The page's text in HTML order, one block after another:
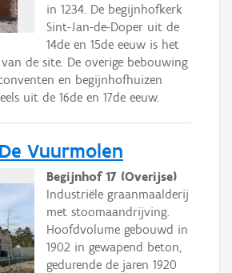
in 1234. De begijnhofkerk
Sint-Jan-de-Doper uit de
14de en 15de eeuw is het
de site. De overige bebouwing
en begijnhofhuizen
uit de 16de en 17de eeuw.
Vuurmolen
Begijnhof 17 (Overijse)
Industriële graanmaalderij
met stoomaandrijving.
Hoofdvolume gebouwd in
1902 in gewapend beton,
gedurende de jaren 1920